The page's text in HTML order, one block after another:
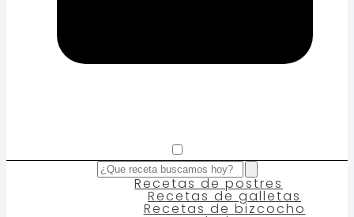
Recetas de postres
Recetas de galletas
Recetas de bizcocho